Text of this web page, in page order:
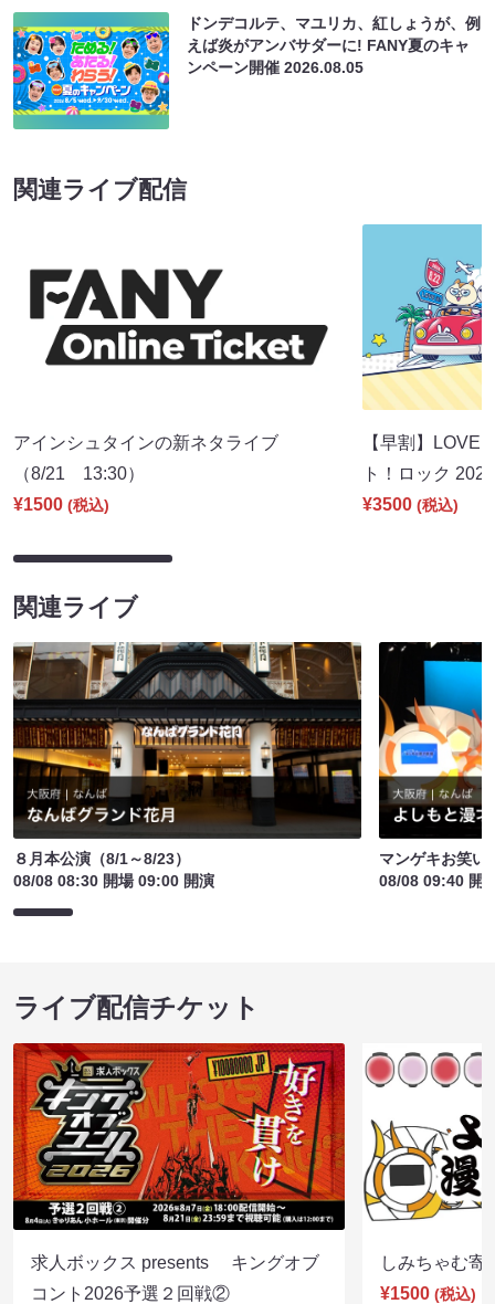
ドンデコルテ、マユリカ、紅しょうが、例
えば炎がアンバサダーに! FANY夏のキャ
ンペーン開催2026.08.05
関連ライブ配信
アインシュタインの新ネタライブ
（8/21 13:30）
¥1500 (税込)
【早割】LOVE
ト！ロック
¥3500 (税込)
関連ライブ
８月本公演（8/1～8/23）
08/08 08:30 開場 09:00 開演
マンゲキお笑い
08/08 09:40 開
ライブ配信チケット
求人ボックス presents キングオブ
コント2026予選２回戦②
しみちゃむ
¥1500 (税込)